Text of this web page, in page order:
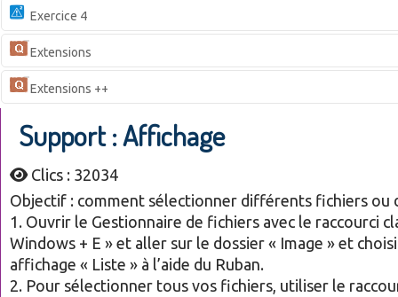
Exercice 4
Extensions
Extensions ++
Support : Affichage
Clics : 32034
Objectif : comment sélectionner différents fichiers ou
1. Ouvrir le Gestionnaire de fichiers avec le raccourci
Windows + E » et aller sur le dossier « Image » et
affichage « Liste » à l’aide du Ruban.
2. Pour sélectionner tous vos fichiers, utiliser le